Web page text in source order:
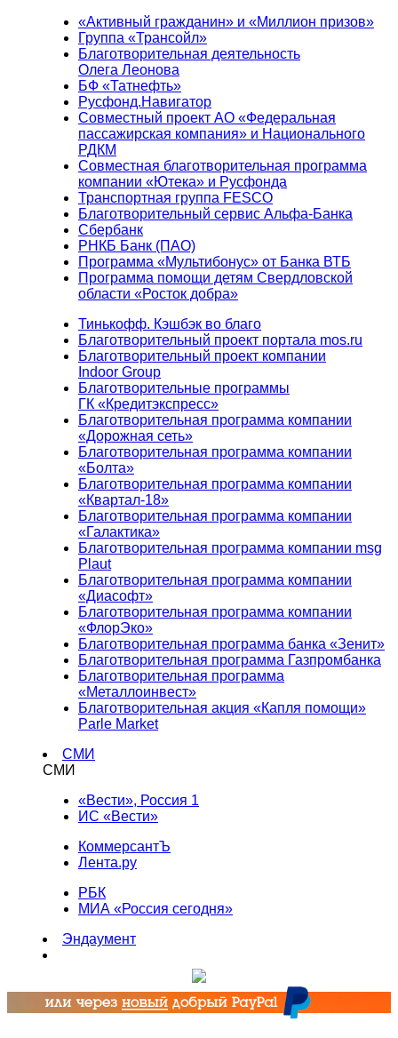
«Активный гражданин» и «Миллион призов»
Группа «Трансойл»
Благотворительная деятельность
Олега Леонова
БФ «Татнефть»
Русфонд.Навигатор
Совместный проект АО «Федеральная
пассажирская компания» и Национального
РДКМ
Совместная благотворительная программа
компании «Ютека» и Русфонда
Транспортная группа FESCO
Благотворительный сервис Альфа-Банка
Сбербанк
РНКБ Банк (ПАО)
Программа «Мультибонус» от Банка ВТБ
Программа помощи детям Свердловской
области «Росток добра»
Тинькофф. Кэшбэк во благо
Благотворительный проект портала mos.ru
Благотворительный проект компании
Indoor Group
Благотворительные программы
ГК «Кредитэкспресс»
Благотворительная программа компании
«Дорожная сеть»
Благотворительная программа компании
«Болта»
Благотворительная программа компании
«Квартал-18»
Благотворительная программа компании
«Галактика»
Благотворительная программа компании msg
Plaut
Благотворительная программа компании
«Диасофт»
Благотворительная программа компании
«ФлорЭко»
Благотворительная программа банка «Зенит»
Благотворительная программа Газпромбанка
Благотворительная программа
«Металлоинвест»
Благотворительная акция «Капля помощи»
Parle Market
СМИ
СМИ
«Вести», Россия 1
ИС «Вести»
КоммерсантЪ
Лента.ру
РБК
МИА «Россия сегодня»
Эндаумент